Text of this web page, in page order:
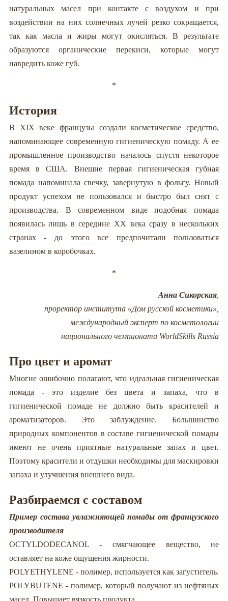
натуральных масел при контакте с воздухом и при
воздействии на них солнечных лучей резко сокращается,
так как масла и жиры могут окисляться. В результате
образуются органические перекиси, которые могут
навредить коже губ.
*
История
В XIX веке французы создали косметическое средство,
напоминающее современную гигиеническую помаду. А ее
промышленное производство началось спустя некоторое
время в США. Внешне первая гигиеническая губная
помада напоминала свечку, завернутую в фольгу. Новый
продукт успехом не пользовался и быстро был снят с
производства. В современном виде подобная помада
появилась лишь в середине XX века сразу в нескольких
странах - до этого все предпочитали пользоваться
вазелином в коробочках.
*
Анна Сикорская
проректор института «Дом русской косметики»,
международный эксперт по косметологии
национального чемпионата WorldSkills Russia
Про цвет и аромат
Многие ошибочно полагают, что идеальная гигиеническая
помада - это изделие без цвета и запаха, что в
гигиенической помаде не должно быть красителей и
ароматизаторов. Это заблуждение. Большинство
природных компонентов в составе гигиенической помады
имеют не очень приятные натуральные запах и цвет.
Поэтому красители и отдушки необходимы для маскировки
запаха и улучшения внешнего вида.
Разбираемся с составом
Пример состава увлажняющей помады от французского
производителя
OCTYLDODECANOL - смягчающее вещество, не
оставляет на коже ощущения жирности.
POLYETHYLENE - полимер, используется как загуститель.
POLYBUTENE - полимер, который получают из нефтяных
масел. Повышает вязкость продукта.